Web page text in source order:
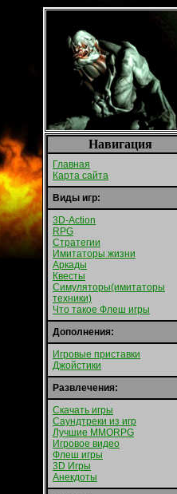
Навигация
Главная
Карта сайта
Виды игр:
3D-Action
RPG
Стратегии
Имитаторы жизни
Аркады
Квесты
Симуляторы(имитаторы
техники)
Что такое Флеш игры
Дополнения:
Игровые приставки
Джойстики
Развлечения:
Скачать игры
Саундтреки из игр
Лучшие MMORPG
Игровое видео
Флеш игры
3D Игры
Анекдоты